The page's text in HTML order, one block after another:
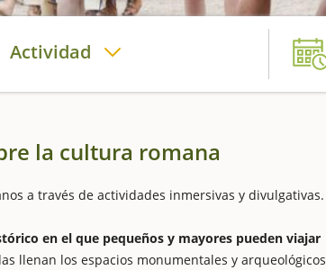
Actividad
la cultura romana
a través de actividades inmersivas y divulgativas.
en el que pequeños y mayores pueden viajar
llenan los espacios monumentales y arqueológicos